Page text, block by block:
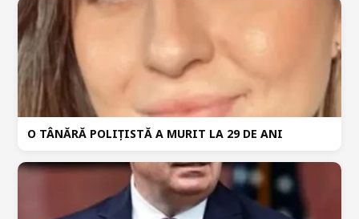
O TÂNĂRĂ POLIȚISTĂ A MURIT LA 29 DE ANI